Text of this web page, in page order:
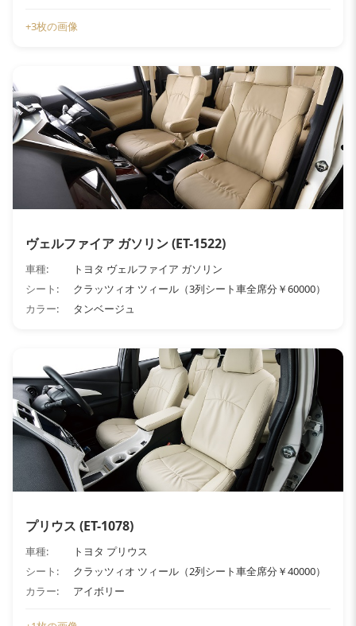
+3枚の画像
ヴェルファイア ガソリン (ET-1522)
車種:
トヨタ ヴェルファイア ガソリン
シート:
クラッツィオ ツィール（3列シート車全席分￥60000）
カラー:
タンベージュ
プリウス (ET-1078)
車種:
トヨタ プリウス
シート:
クラッツィオ ツィール（2列シート車全席分￥40000）
カラー:
アイボリー